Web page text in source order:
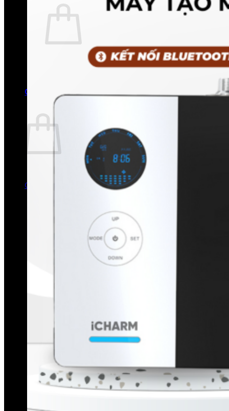
Chưa có sản phẩm trong giỏ hàng.
Quay trở lại cửa hàng
0
Chưa có sản phẩm trong giỏ hàng.
Quay trở lại cửa hàng